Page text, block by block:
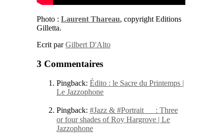
Photo : Laurent Thareau, copyright Editions
Gilletta.
Ecrit parGilbert D'Alto
3 Commentaires
Pingback: Édito : le Sacre du Printemps |
Le Jazzophone
Pingback: #Jazz & #Portrait : Three
or four shades of Roy Hargrove | Le
Jazzophone